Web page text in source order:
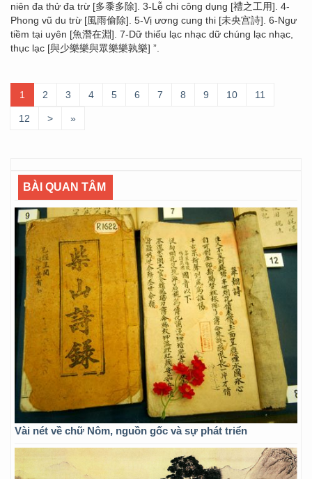
niên đa thử đa trừ [多黍多除]. 3-Lễ chi công dụng [禮之工用]. 4-
Phong vũ du trừ [風雨偷除]. 5-Vị ương cung thi [未央宫詩]. 6-Ngư
tiềm tại uyên [魚潛在淵]. 7-Dữ thiếu lạc nhạc dữ chúng lạc nhạc,
thục lạc [與少樂樂與眾樂樂孰樂] ”.
1 2 3 4 5 6 7 8 9 10 11
12 > »
BÀI QUAN TÂM
Vài nét về chữ Nôm, nguồn gốc và sự phát triển